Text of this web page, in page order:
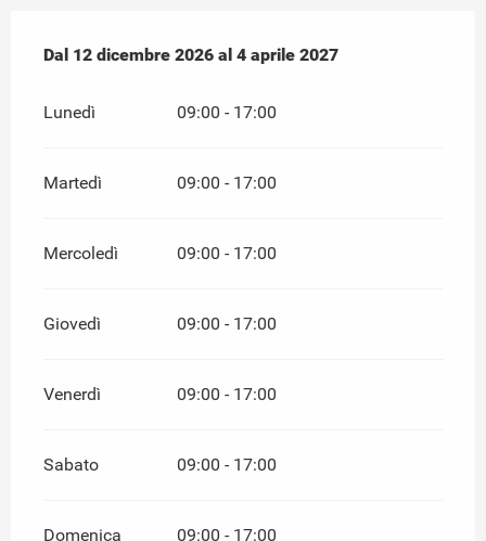
Dal 12 dicembre 2026 al 4 aprile 2027
Dal 12 dicembre 2026 al 4 aprile 2027
Lunedì 09:00 - 17:00
Martedì 09:00 - 17:00
Mercoledì 09:00 - 17:00
Giovedì 09:00 - 17:00
Venerdì 09:00 - 17:00
Sabato 09:00 - 17:00
Domenica 09:00 - 17:00